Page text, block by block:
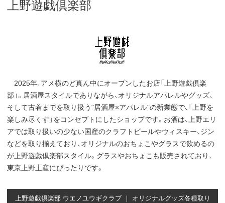
上野遊戯倶楽部
2025年、アメ横のど真ん中にオープンしたお店「上野遊戯倶楽
部」。居酒屋スタイルでありながら、オリジナルアパレルやグッズ、
そして古着までを取り扱う"居酒屋×アパレル"の新業態で、「上野を
楽しみ尽くす」をコンセプトにしたショップです。お酒は、上野エリ
アでは取り扱いの少ない国産のクラフトビールやウィスキー、ジン
などを取り揃えており、オリジナルのおちょこやグラスで飲めるの
が上野遊戯倶楽部スタイル。グラスやおちょこも販売されており、
東京上野土産にぴったりです。
上野遊戯倶楽部 ウエノユウギクラブ ｜ オリジナルグッズ各種取り